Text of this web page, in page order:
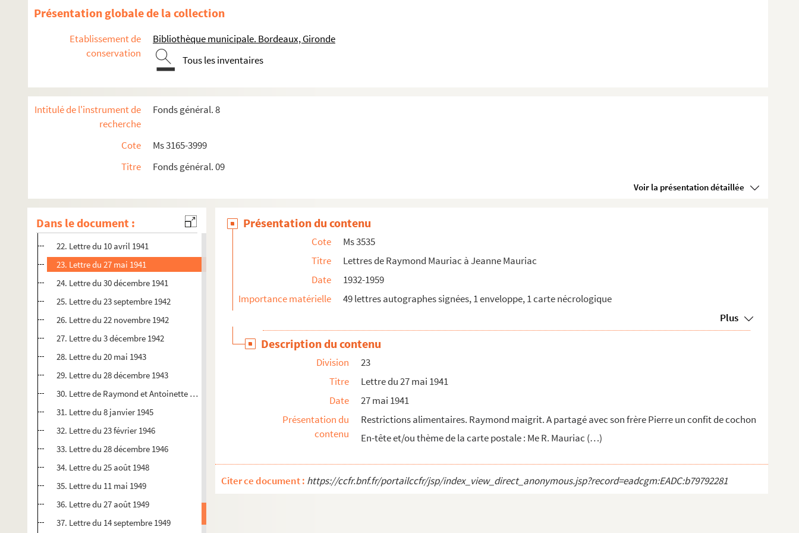
Présentation globale de la collection
Etablissement de
conservation
Bibliothèque municipale. Bordeaux, Gironde
Tous les inventaires
Intitulé de l'instrument de
recherche
Fonds général. 8
Cote
Ms 3165-3999
Titre
Fonds général. 09
Voir la présentation détaillée
Dans le document :
9. Lettre du 26 avril 1935
11. Lettre du 3 janvier 1936
14. Lettre non datée
15. Lettre du 22 janvier 1940
18. Lettre non datée
20. Lettre du 2 décembre 1941
21. Lettre du 18 mars 1941
22. Lettre du 10 avril 1941
23. Lettre du 27 mai 1941
24. Lettre du 30 décembre 1941
25. Lettre du 23 septembre 1942
26. Lettre du 22 novembre 1942
27. Lettre du 3 décembre 1942
28. Lettre du 20 mai 1943
29. Lettre du 28 décembre 1943
30. Lettre de Raymond et Antoinette Mauriac du 26 décembre 1944
31. Lettre du 8 janvier 1945
32. Lettre du 23 février 1946
33. Lettre du 28 décembre 1946
34. Lettre du 25 août 1948
35. Lettre du 11 mai 1949
36. Lettre du 27 août 1949
37. Lettre du 14 septembre 1949
Présentation du contenu
Cote
Ms 3535
Titre
Lettres de Raymond Mauriac à Jeanne Mauriac
Date
1932-1959
Importance matérielle
49 lettres autographes signées, 1 enveloppe, 1 carte nécrologique
Plus
Description du contenu
Division
23
Titre
Lettre du 27 mai 1941
Date
27 mai 1941
Présentation du
contenu
Restrictions alimentaires. Raymond maigrit. A partagé avec son frère Pierre un confit de cochon
En-tête et/ou thème de la carte postale : Me R. Mauriac (…)
Citer ce document : https://ccfr.bnf.fr/portailccfr/jsp/index_view_direct_anonymous.jsp?record=eadcgm:EADC:b79792281